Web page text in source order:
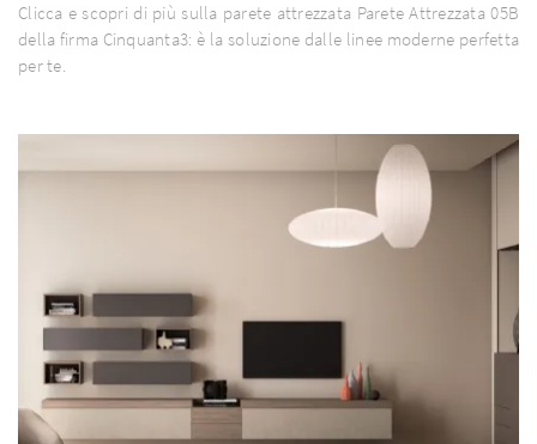
Clicca e scopri di più sulla parete attrezzata Parete Attrezzata 05B
della firma Cinquanta3: è la soluzione dalle linee moderne perfetta
per te.